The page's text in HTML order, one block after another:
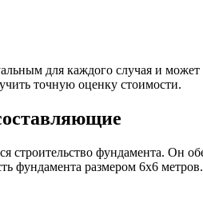
для каждого случая и
точную оценку стоимости.
фундамента. Он
фундамента размером 6х6 метров.